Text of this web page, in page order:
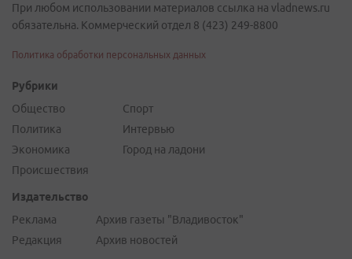
При любом использовании материалов ссылка на vladnews.ru
обязательна. Коммерческий отдел 8 (423) 249-8800
Политика обработки персональных данных
Рубрики
Общество
Политика
Экономика
Происшествия
Спорт
Интервью
Город на ладони
Издательство
Реклама
Редакция
Архив газеты "Владивосток"
Архив новостей